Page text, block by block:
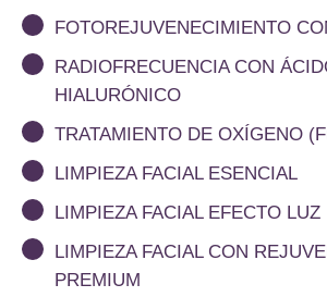
FOTOREJUVENECIMIENTO
RADIOFRECUENCIA CON
HIALURÓNICO
TRATAMIENTO DE OXÍGENO
LIMPIEZA FACIAL ESENCIAL
LIMPIEZA FACIAL EFECTO LUZ
LIMPIEZA FACIAL CON
PREMIUM